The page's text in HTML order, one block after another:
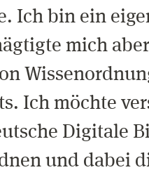
Ich bin ein
mich
Ich möchte
Digitale
und dabei